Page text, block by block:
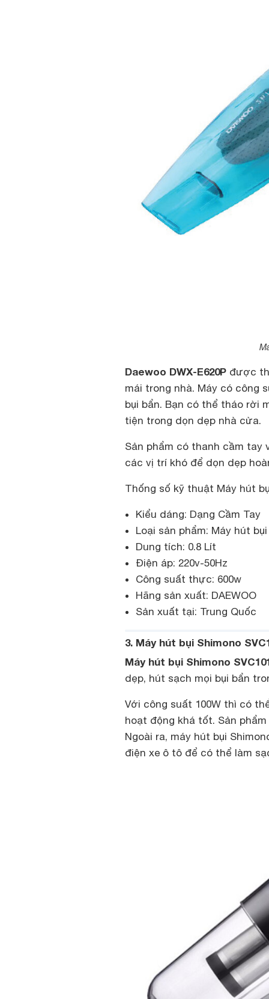
Daewoo DWX-E620P được
mái trong nhà. Máy có công
bụi bẩn. Bạn có thể tháo rời
tiện trong dọn dẹp nhà cửa.
Sản phẩm có thanh cầm tay
các vị trí khó để dọn dẹp
Thống số kỹ thuật Máy hút
Kiểu dáng: Dạng Cầm Tay
Loại sản phẩm: Máy hút
Dung tích: 0.8 Lít
Điện áp: 220v-50Hz
Công suất thực: 600w
Hãng sản xuất: DAEWOO
Sản xuất tại: Trung Quốc
3. Máy hút bụi Shimono
Máy hút bụi Shimono
dẹp, hút sạch mọi bụi bẩn
Với công suất 100W thì có
hoạt động khá tốt. Sản
Ngoài ra, máy hút bụi
điện xe ô tô để có thể làm